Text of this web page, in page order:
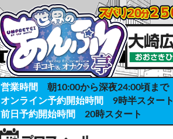
営業時間
朝10:00から深夜24:00頃まで
オンライン予約開始時間
9時半スタート
前日予約開始時間
20時スタート